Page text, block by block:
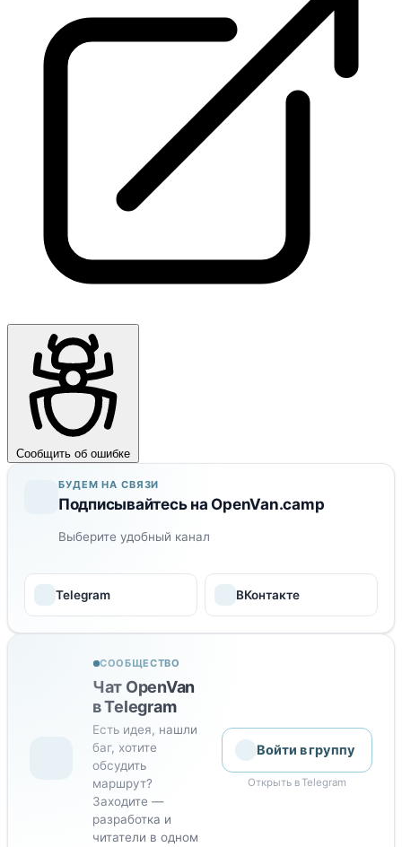
Сообщить об ошибке
БУДЕМ НА СВЯЗИ
Подписывайтесь на OpenVan.camp
Выберите удобный канал
Telegram ВКонтакте
СООБЩЕСТВО
Чат OpenVan
в Telegram
Есть идея, нашли
баг, хотите
обсудить
маршрут?
Заходите —
разработка и
читатели в одном
Войти в группу
Открыть в Telegram